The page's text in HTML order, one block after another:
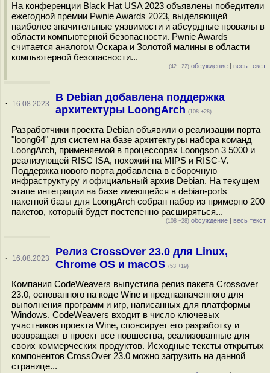
На конференции Black Hat USA 2023 объявлены победители
ежегодной премии Pwnie Awards 2023, выделяющей
наиболее значительные уязвимости и абсурдные провалы в
области компьютерной безопасности. Pwnie Awards
считается аналогом Оскара и Золотой малины в области
компьютерной безопасности...
(42 +22) обсуждение | весь текст
· 16.08.2023
В Debian добавлена поддержка
архитектуры LoongArch (108 +28)
Разработчики проекта Debian объявили о реализации порта
"loong64" для систем на базе архитектуры набора команд
LoongArch, применяемой в процессорах Loongson 3 5000 и
реализующей RISC ISA, похожий на MIPS и RISC-V.
Поддержка нового порта добавлена в сборочную
инфраструктуру и официальный архив Debian. На текущем
этапе интеграции на базе имеющейся в debian-ports
пакетной базы для LoongArch собран набор из примерно 200
пакетов, который будет постепенно расширяться...
(108 +28) обсуждение | весь текст
· 16.08.2023
Релиз CrossOver 23.0 для Linux,
Chrome OS и macOS (53 +19)
Компания CodeWeavers выпустила релиз пакета Crossover
23.0, основанного на коде Wine и предназначенного для
выполнения программ и игр, написанных для платформы
Windows. CodeWeavers входит в число ключевых
участников проекта Wine, спонсирует его разработку и
возвращает в проект все новшества, реализованные для
своих коммерческих продуктов. Исходные тексты открытых
компонентов CrossOver 23.0 можно загрузить на данной
странице...